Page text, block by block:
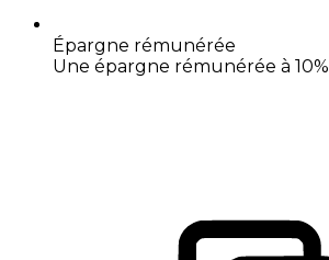
Épargne rémunérée
Une épargne rémunérée à 10%